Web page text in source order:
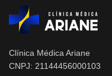
Clínica Médica Ariane
CNPJ: 21144456000103